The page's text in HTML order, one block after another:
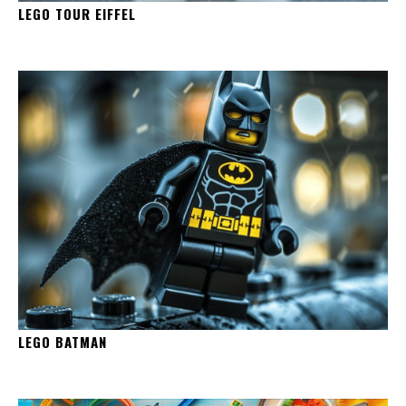
LEGO TOUR EIFFEL
LEGO BATMAN